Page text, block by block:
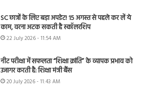
SC छात्रों के लिए बड़ा अपडेट! 15 अगस्त से पहले कर लें ये
काम, वरना अटक सकती है स्कॉलरशिप
22 July 2026 - 11:54 AM
नीट परीक्षा में सफलता “शिक्षा क्रांति” के व्यापक प्रभाव को
उजागर करती है: शिक्षा मंत्री बैंस
20 July 2026 - 11:43 AM